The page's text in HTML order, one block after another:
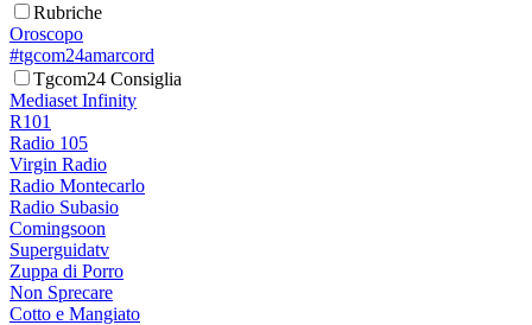
Rubriche
Oroscopo
#tgcom24amarcord
Tgcom24 Consiglia
Mediaset Infinity
R101
Radio 105
Virgin Radio
Radio Montecarlo
Radio Subasio
Comingsoon
Superguidatv
Zuppa di Porro
Non Sprecare
Cotto e Mangiato